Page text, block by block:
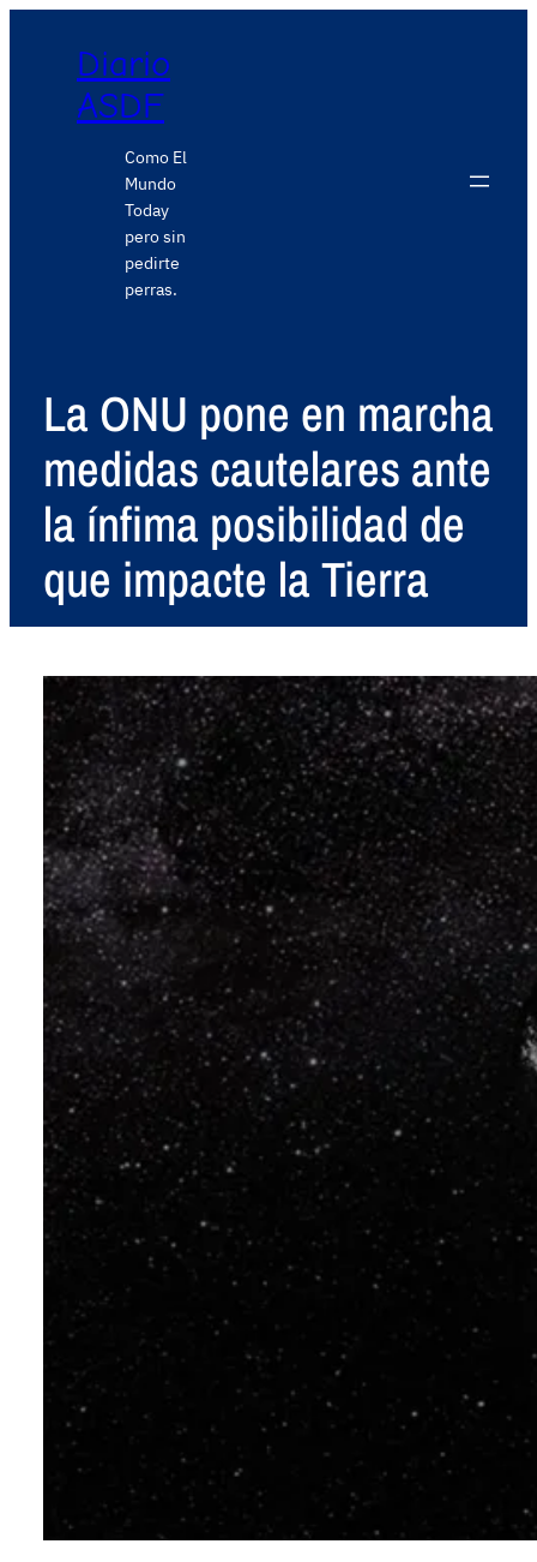
Diario
ASDF
Como El
Mundo
Today
pero sin
pedirte
perras.
La ONU pone en marcha
medidas cautelares ante
la ínfima posibilidad de
que impacte la Tierra